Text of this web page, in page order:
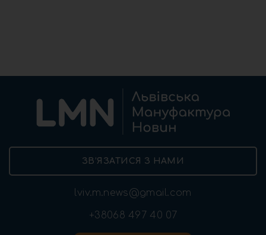
ЗВ’ЯЗАТИСЯ З НАМИ
lviv.m.news@gmail.com
+38068 497 40 07